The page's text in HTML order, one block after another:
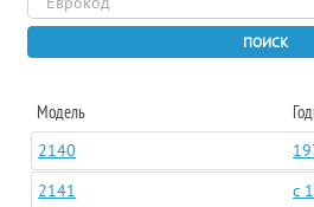
ПОИСК
Модель
2140
2141
c